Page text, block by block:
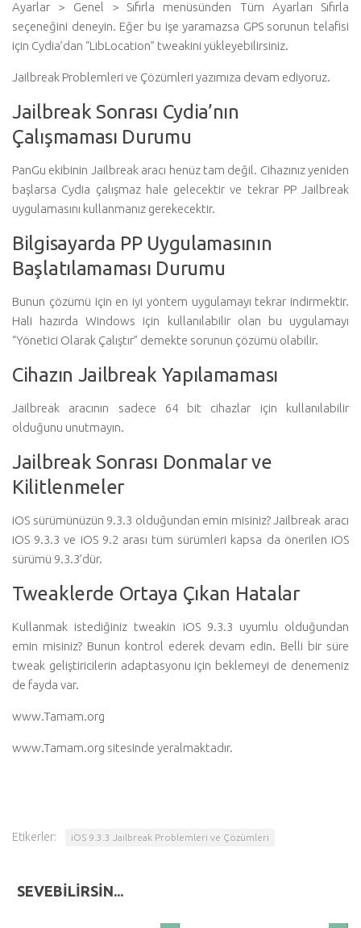
Ayarlar > Genel > Sıfırla menüsünden Tüm Ayarları Sıfırla
seçeneğini deneyin. Eğer bu işe yaramazsa GPS sorunun telafisi
için Cydia’dan “LibLocation” tweakini yükleyebilirsiniz.
Jailbreak Problemleri ve Çözümleri yazımıza devam ediyoruz.
Jailbreak Sonrası Cydia’nın
Çalışmaması Durumu
PanGu ekibinin Jailbreak aracı henüz tam değil. Cihazınız yeniden
başlarsa Cydia çalışmaz hale gelecektir ve tekrar PP Jailbreak
uygulamasını kullanmanız gerekecektir.
Bilgisayarda PP Uygulamasının
Başlatılamaması Durumu
Bunun çözümü için en iyi yöntem uygulamayı tekrar indirmektir.
Hali hazırda Windows için kullanılabilir olan bu uygulamayı
“Yönetici Olarak Çalıştır” demekte sorunun çözümü olabilir.
Cihazın Jailbreak Yapılamaması
Jailbreak aracının sadece 64 bit cihazlar için kullanılabilir
olduğunu unutmayın.
Jailbreak Sonrası Donmalar ve
Kilitlenmeler
iOS sürümünüzün 9.3.3 olduğundan emin misiniz? Jailbreak aracı
iOS 9.3.3 ve iOS 9.2 arası tüm sürümleri kapsa da önerilen iOS
sürümü 9.3.3’dür.
Tweaklerde Ortaya Çıkan Hatalar
Kullanmak istediğiniz tweakin iOS 9.3.3 uyumlu olduğundan
emin misiniz? Bunun kontrol ederek devam edin. Belli bir süre
tweak geliştiricilerin adaptasyonu için beklemeyi de denemeniz
de fayda var.
www.Tamam.org
www.Tamam.org sitesinde yeralmaktadır.
Etikerler: iOS 9.3.3 Jailbreak Problemleri ve Çözümleri
SEVEBILIRSIN...